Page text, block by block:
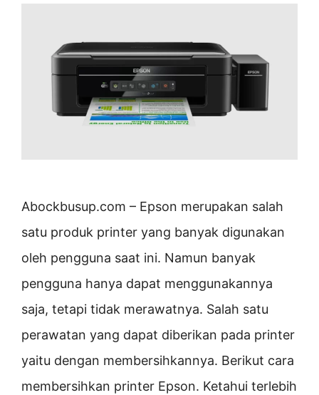
Abockbusup.com – Epson merupakan salah
satu produk printer yang banyak digunakan
oleh pengguna saat ini. Namun banyak
pengguna hanya dapat menggunakannya
saja, tetapi tidak merawatnya. Salah satu
perawatan yang dapat diberikan pada printer
yaitu dengan membersihkannya. Berikut cara
membersihkan printer Epson. Ketahui terlebih